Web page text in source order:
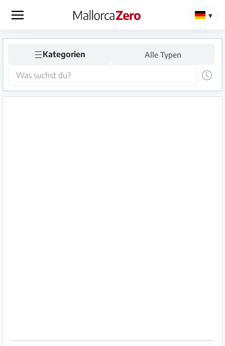
×
Startseite
Anzeige
aufgeben
☰Kategorien Alle Typen